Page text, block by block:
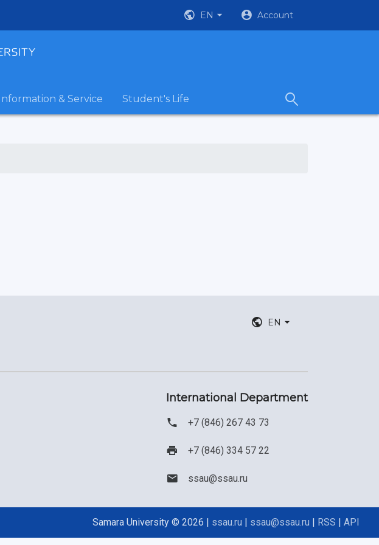
EN Account
& Service Student's Life
EN
International Department
+7 (846) 267 43 73
+7 (846) 334 57 22
ssau@ssau.ru
Samara University © 2026 | ssau.ru | ssau@ssau.ru | RSS | API